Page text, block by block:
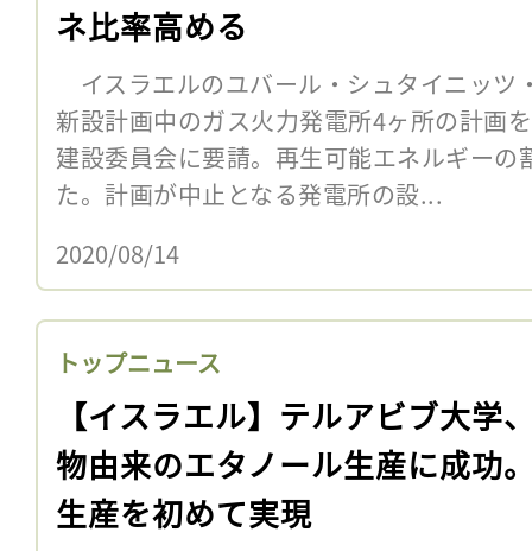
ネ比率高める
イスラエルのユバール・シュタイニッツ
新設計画中のガス火力発電所4ヶ所の計画
建設委員会に要請。再生可能エネルギーの
た。計画が中止となる発電所の設...
2020/08/14
トップニュース
【イスラエル】テルアビブ大学
物由来のエタノール生産に成功
生産を初めて実現